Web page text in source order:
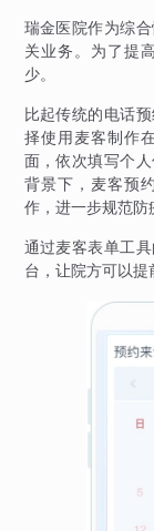
瑞金医院作为综
关业务。为了提
少。
比起传统的电话
择使用麦客制作
面，依次填写个
背景下，麦客预
作，进一步规范防
通过麦客表单工
台，让院方可以提